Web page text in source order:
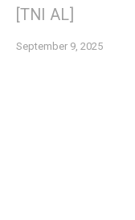
[TNI AL]
September 9, 2025